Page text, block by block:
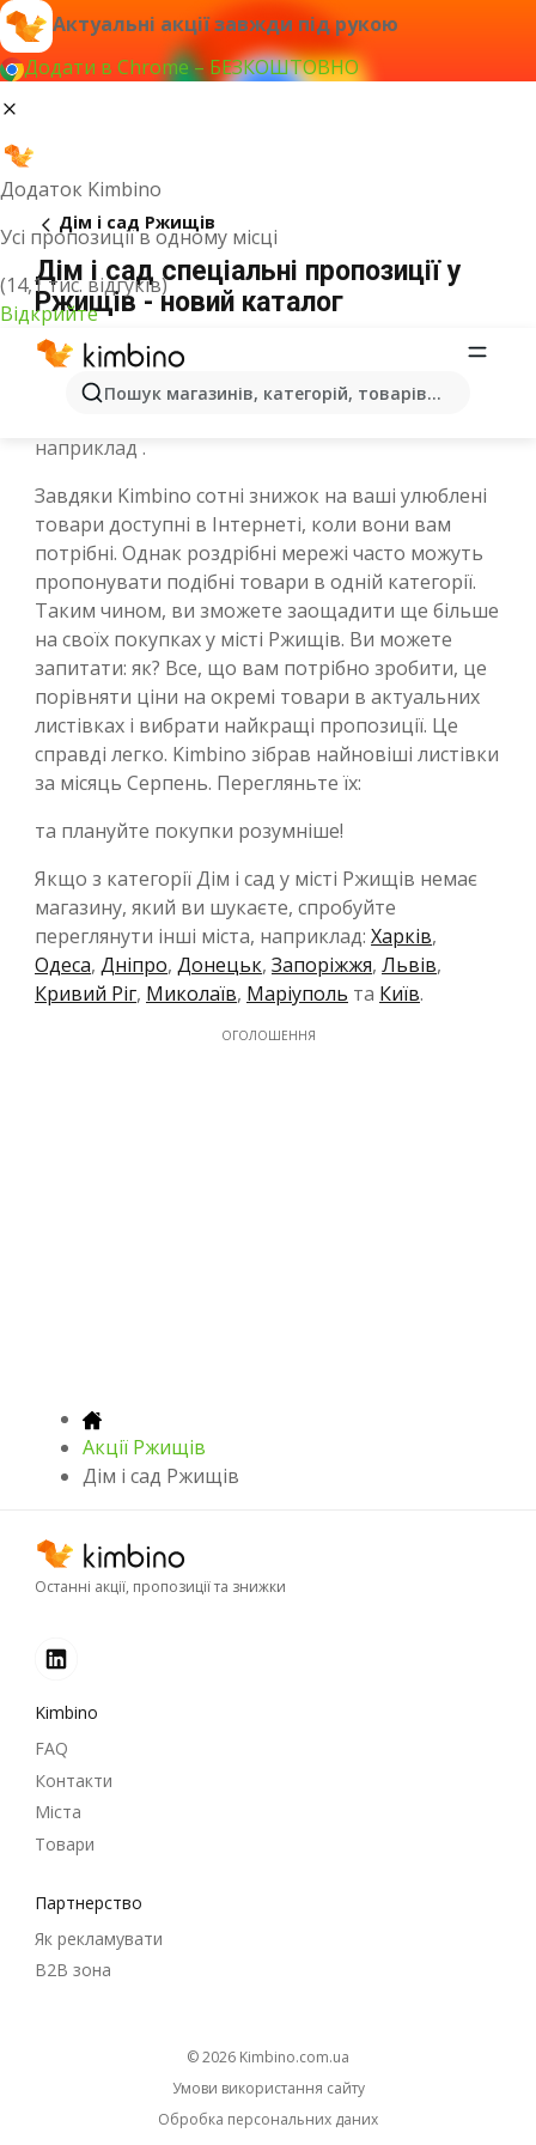
Актуальні акції завжди під рукою
Додати в Chrome – БЕЗКОШТОВНО
Додаток Kimbino
Усі пропозиції в одному місці
(14,1 тис. відгуків)
Відкрийте
Пошук магазинів, категорій, товарів...
Дім і сад Ржищів
Дім і сад спеціальні пропозиції у
Ржищів - новий каталог
У Дім і сад ми зібрали листівки з товарами
наприклад .
Завдяки Kimbino сотні знижок на ваші улюблені
товари доступні в Інтернеті, коли вони вам
потрібні. Однак роздрібні мережі часто можуть
пропонувати подібні товари в одній категорії.
Таким чином, ви зможете заощадити ще більше
на своїх покупках у місті Ржищів. Ви можете
запитати: як? Все, що вам потрібно зробити, це
порівняти ціни на окремі товари в актуальних
листівках і вибрати найкращі пропозиції. Це
справді легко. Kimbino зібрав найновіші листівки
за місяць Серпень. Перегляньте їх:
та плануйте покупки розумніше!
Якщо з категорії Дім і сад у місті Ржищів немає
магазину, який ви шукаєте, спробуйте
переглянути інші міста, наприклад: Харків,
Одеса, Дніпро, Донецьк, Запоріжжя, Львів,
Кривий Ріг, Миколаїв, Маріуполь та Київ.
ОГОЛОШЕННЯ
Акції Ржищів
Дім і сад Ржищів
Останні акції, пропозиції та знижки
Kimbino
FAQ
Контакти
Міста
Товари
Партнерство
Як рекламувати
B2B зона
© 2026
kimbino.com.ua
Умови використання сайту
Обробка персональних даних